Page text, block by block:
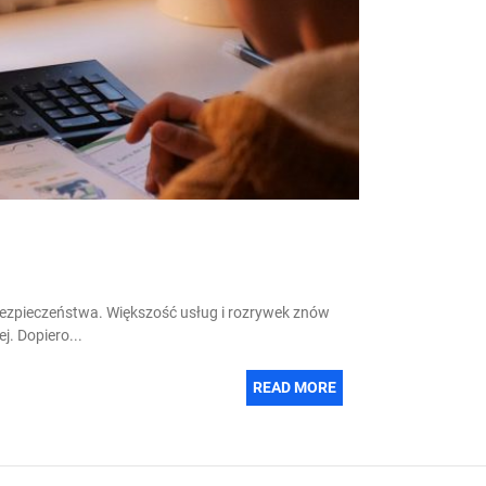
Większość usług i rozrywek znów
Dopiero...
READ MORE